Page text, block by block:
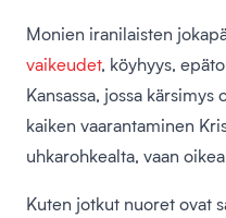
Monien iranilaisten
vaikeudet, köyhyys,
Kansassa, jossa kärsimys
kaiken vaarantaminen
uhkarohkealta, vaan
Kuten jotkut nuoret ovat